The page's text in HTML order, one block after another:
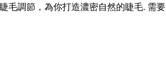
毛調節，為你打造濃密自然的睫毛. 需要